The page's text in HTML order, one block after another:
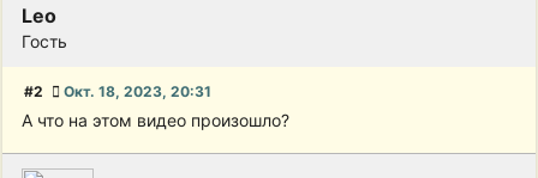
Leo
Гость
#2 Окт. 18, 2023, 20:31
А что на этом видео произошло?